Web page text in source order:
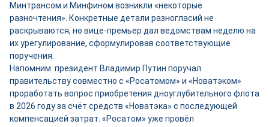
Минтрансом и Минфином возникли «некоторые
разночтения». Конкретные детали разногласий не
раскрываются, но вице-премьер дал ведомствам неделю на
их урегулирование, сформулировав соответствующие
поручения.
Напомним: президент Владимир Путин поручал
правительству совместно с «Росатомом» и «Новатэком»
проработать вопрос приобретения дноуглубительного флота
в 2026 году за счёт средств «Новатэка» с последующей
компенсацией затрат. «Росатом» уже провёл